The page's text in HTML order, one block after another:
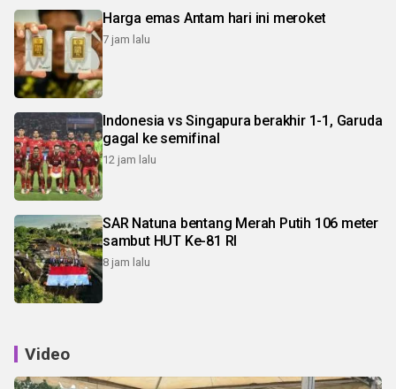
Harga emas Antam hari ini meroket
7 jam lalu
Indonesia vs Singapura berakhir 1-1, Garuda
gagal ke semifinal
12 jam lalu
SAR Natuna bentang Merah Putih 106 meter
sambut HUT Ke-81 RI
8 jam lalu
Video